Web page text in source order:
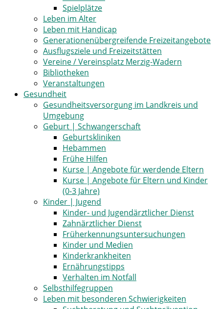
Spielplätze
Leben im Alter
Leben mit Handicap
Generationenübergreifende Freizeitangebote
Ausflugsziele und Freizeitstätten
Vereine / Vereinsplatz Merzig-Wadern
Bibliotheken
Veranstaltungen
Gesundheit
Gesundheitsversorgung im Landkreis und
Umgebung
Geburt | Schwangerschaft
Geburtskliniken
Hebammen
Frühe Hilfen
Kurse | Angebote für werdende Eltern
Kurse | Angebote für Eltern und Kinder
(0-3 Jahre)
Kinder | Jugend
Kinder- und Jugendärztlicher Dienst
Zahnärztlicher Dienst
Früherkennungsuntersuchungen
Kinder und Medien
Kinderkrankheiten
Ernährungstipps
Verhalten im Notfall
Selbsthilfegruppen
Leben mit besonderen Schwierigkeiten